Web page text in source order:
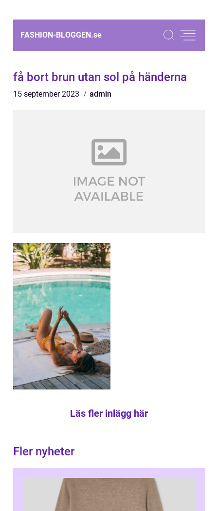
FASHION-BLOGGEN.se
få bort brun utan sol på händerna
15 september 2023 admin
Läs fler inlägg här
Fler nyheter